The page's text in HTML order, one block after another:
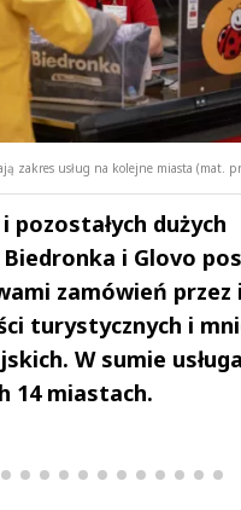
zakres usług na kolejne miasta (mat.
pozostałych dużych
i Glovo
zamówień
turystycznych i
W sumie
14 miastach.